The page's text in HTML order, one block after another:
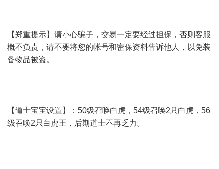
【郑重提示】请小心骗子，交易一定要经过担保，否则客服
概不负责，请不要将您的帐号和密保资料告诉他人，以免装
备物品被盗。
【道士宝宝设置】：50级召唤白虎，54级召唤2只白虎，56
级召唤2只白虎王，后期道士不再乏力。